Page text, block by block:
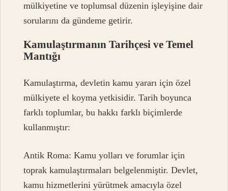
mülkiyetine ve toplumsal düzenin işleyişine dair
sorularını da gündeme getirir.
Kamulaştırmanın Tarihçesi ve Temel
Mantığı
Kamulaştırma, devletin kamu yararı için özel
mülkiyete el koyma yetkisidir. Tarih boyunca
farklı toplumlar, bu hakkı farklı biçimlerde
kullanmıştır:
Antik Roma: Kamu yolları ve forumlar için
toprak kamulaştırmaları belgelenmiştir. Devlet,
kamu hizmetlerini yürütmek amacıyla özel